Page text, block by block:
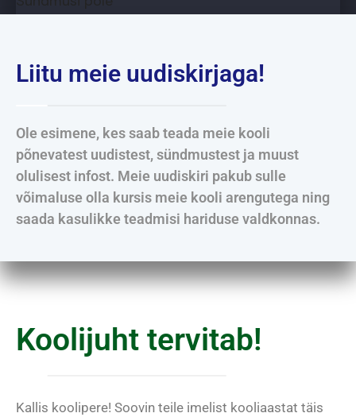
Liitu meie uudiskirjaga!
Ole esimene, kes saab teada meie kooli
põnevatest uudistest, sündmustest ja muust
olulisest infost. Meie uudiskiri pakub sulle
võimaluse olla kursis meie kooli arengutega ning
saada kasulikke teadmisi hariduse valdkonnas.
Koolijuht tervitab!
Kallis koolipere! Soovin teile imelist kooliaastat täis